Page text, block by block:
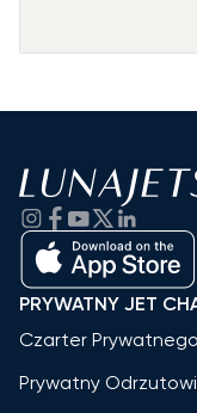
PRYWATNY JET
Czarter
Prywatny